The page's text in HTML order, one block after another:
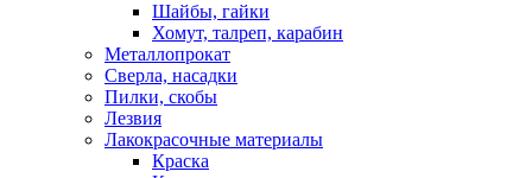
Шайбы, гайки
Хомут, талреп, карабин
Металлопрокат
Сверла, насадки
Пилки, скобы
Лезвия
Лакокрасочные материалы
Краска